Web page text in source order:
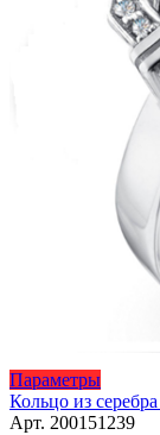
ПараметрыЭтот
товар
имеет
Кольцо из
Арт. 200151239